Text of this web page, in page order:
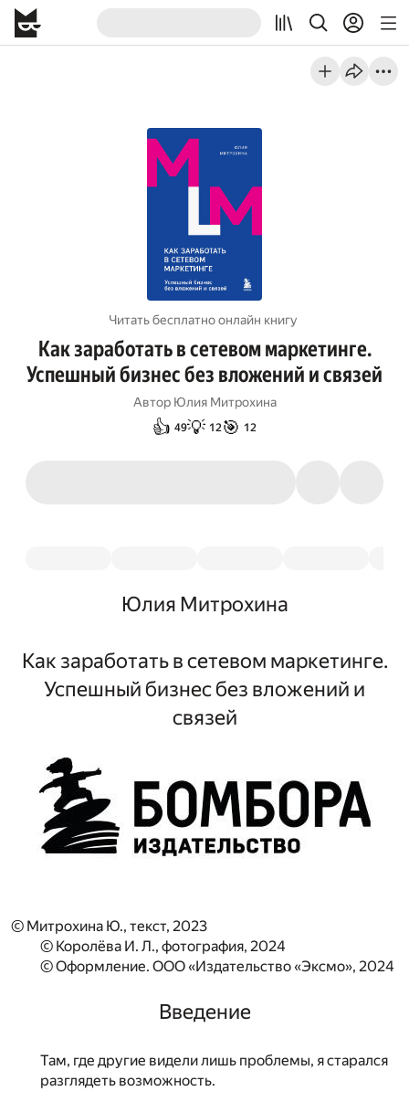
Читать бесплатно онлайн книгу
Как заработать в сетевом маркетинге.
Успешный бизнес без вложений и связей
Автор Юлия Митрохина
👍 49💡 12 🎯 12
Юлия Митрохина
Как заработать в сетевом маркетинге.
Успешный бизнес без вложений и
связей
© Митрохина Ю., текст, 2023
© Королёва И. Л., фотография, 2024
© Оформление. ООО «Издательство «Эксмо», 2024
Введение
Там, где другие видели лишь проблемы, я старался
разглядеть возможность.